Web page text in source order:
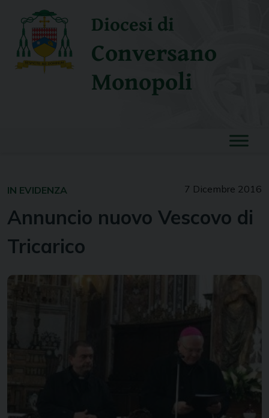
content
Diocesi di
Conversano
Monopoli
7 Dicembre 2016
IN EVIDENZA
Annuncio nuovo Vescovo di
Tricarico